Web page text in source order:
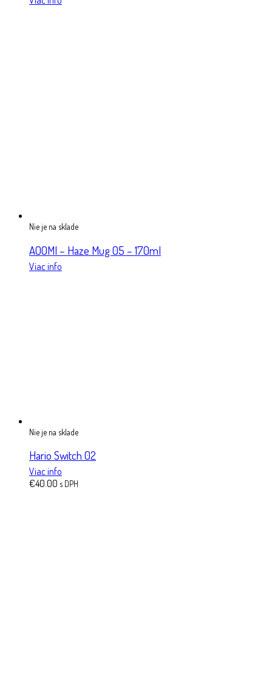
Nie je na sklade
AOOMI – Haze Mug 05 – 170ml
Viac info
Nie je na sklade
Hario Switch 02
Viac info
€40.00 s DPH